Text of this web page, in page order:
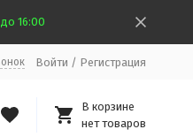
16:00
Войти / Регистрация
В корзине
нет товаров